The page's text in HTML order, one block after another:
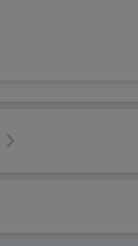
Następna strona